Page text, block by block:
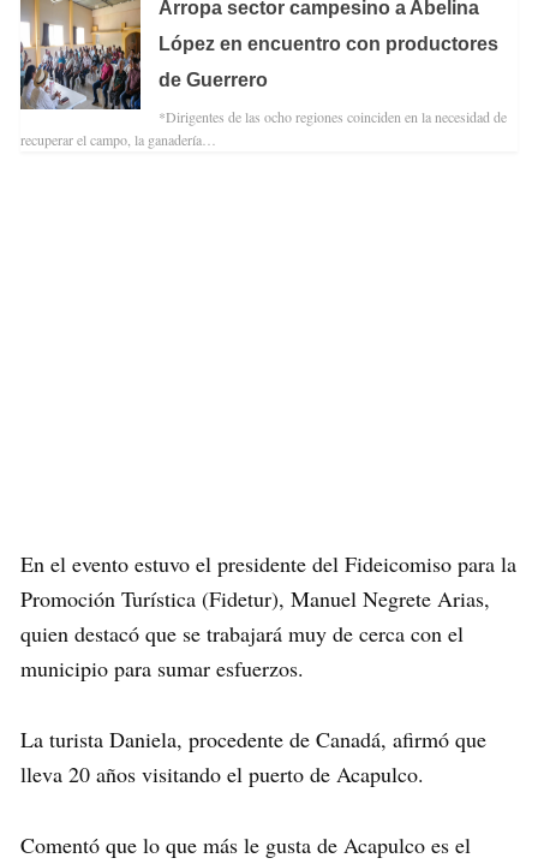
Arropa sector campesino a Abelina
López en encuentro con productores
de Guerrero
*Dirigentes de las ocho regiones coinciden en la necesidad de
recuperar el campo, la ganadería…
En el evento estuvo el presidente del Fideicomiso para la
Promoción Turística (Fidetur), Manuel Negrete Arias,
quien destacó que se trabajará muy de cerca con el
municipio para sumar esfuerzos.
La turista Daniela, procedente de Canadá, afirmó que
lleva 20 años visitando el puerto de Acapulco.
Comentó que lo que más le gusta de Acapulco es el